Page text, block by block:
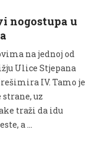
nogostupa u
na jednoj od
Ulice Stjepana
IV. Tamo je
strane, uz
traži da idu
a …